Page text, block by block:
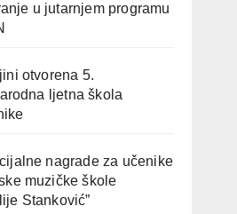
u jutarnjem programu
otvorena 5.
ljetna škola
nagrade za učenike
muzičke škole
Stanković”